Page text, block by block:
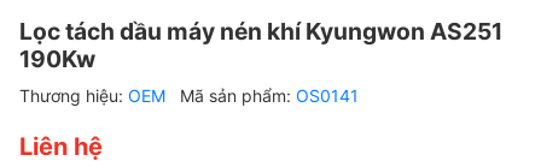
Lọc tách dầu máy nén khí Kyungwon AS251
190Kw
Thương hiệu: OEM Mã sản phẩm: OS0141
Liên hệ